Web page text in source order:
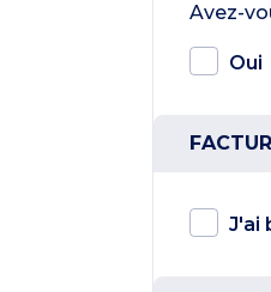
Avez-
Oui
J'ai